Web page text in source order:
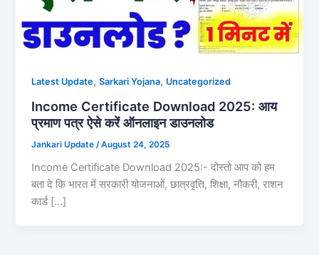
Latest Update,Sarkari Yojana, Uncategorized
Income Certificate Download 2025: आय
प्रमाण पत्र ऐसे करें ऑनलाइन डाउनलोड
Jankari Update /August 24, 2025
Income Certificate Download 2025:- दोस्तो आप को हम
बता दे कि भारत में सरकारी योजनाओं, छात्रवृत्ति, शिक्षा, नौकरी, राशन
कार्ड […]